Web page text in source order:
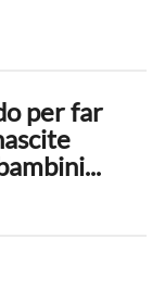
per far